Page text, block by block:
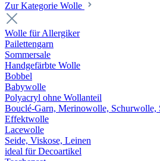
Zur Kategorie Wolle
Wolle für Allergiker
Pailettengarn
Sommersale
Handgefärbte Wolle
Bobbel
Babywolle
Polyacryl ohne Wollanteil
Bouclé-Garn, Merinowolle, Schurwolle,
Effektwolle
Lacewolle
Seide, Viskose, Leinen
ideal für Decoartikel